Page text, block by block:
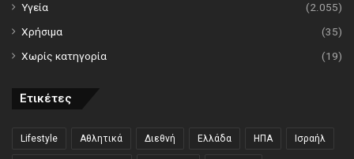
Υγεία
(2.055)
Χρήσιμα
(35)
Χωρίς κατηγορία
(19)
Ετικέτες
Lifestyle Αθλητικά Διεθνή Ελλάδα ΗΠΑ Ισραήλ